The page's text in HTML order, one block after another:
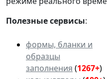
Полезные сервисы:
формы, бланки и
образцы
заполнения (1267+)